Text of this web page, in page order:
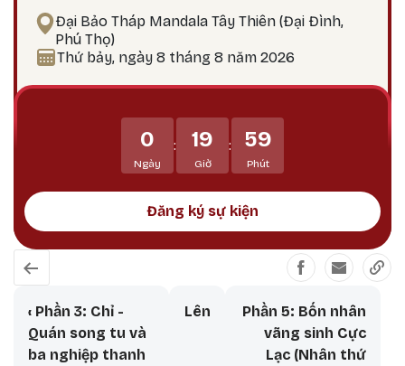
phiền não bám chấp khổ đau Tích lũy công đức,
hướng tới giác ngộ Tại sao nên thực hành vào
ngày 25? Theo lịch Kim Cương Thừa, ngày 25 là
Phật Bản Tôn Mẫu Tính.
Đại Bảo Tháp Mandala Tây Thiên (Đại Đình,
Phú Thọ)
Thứ bảy, ngày 8 tháng 8 năm 2026
0
Ngày
: 19
Giờ
: 59
Phút
Đăng ký sự kiện
Book traversal links for Con Đường
‹ Phần 3: Chỉ -
Quán song tu và
ba nghiệp thanh
Lên
Phần 5: Bốn nhân
vãng sinh Cực
Lạc (Nhân thứ